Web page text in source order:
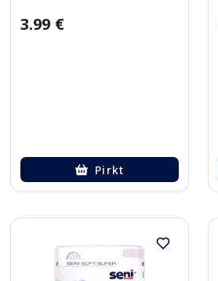
3.99 €
Pirkt